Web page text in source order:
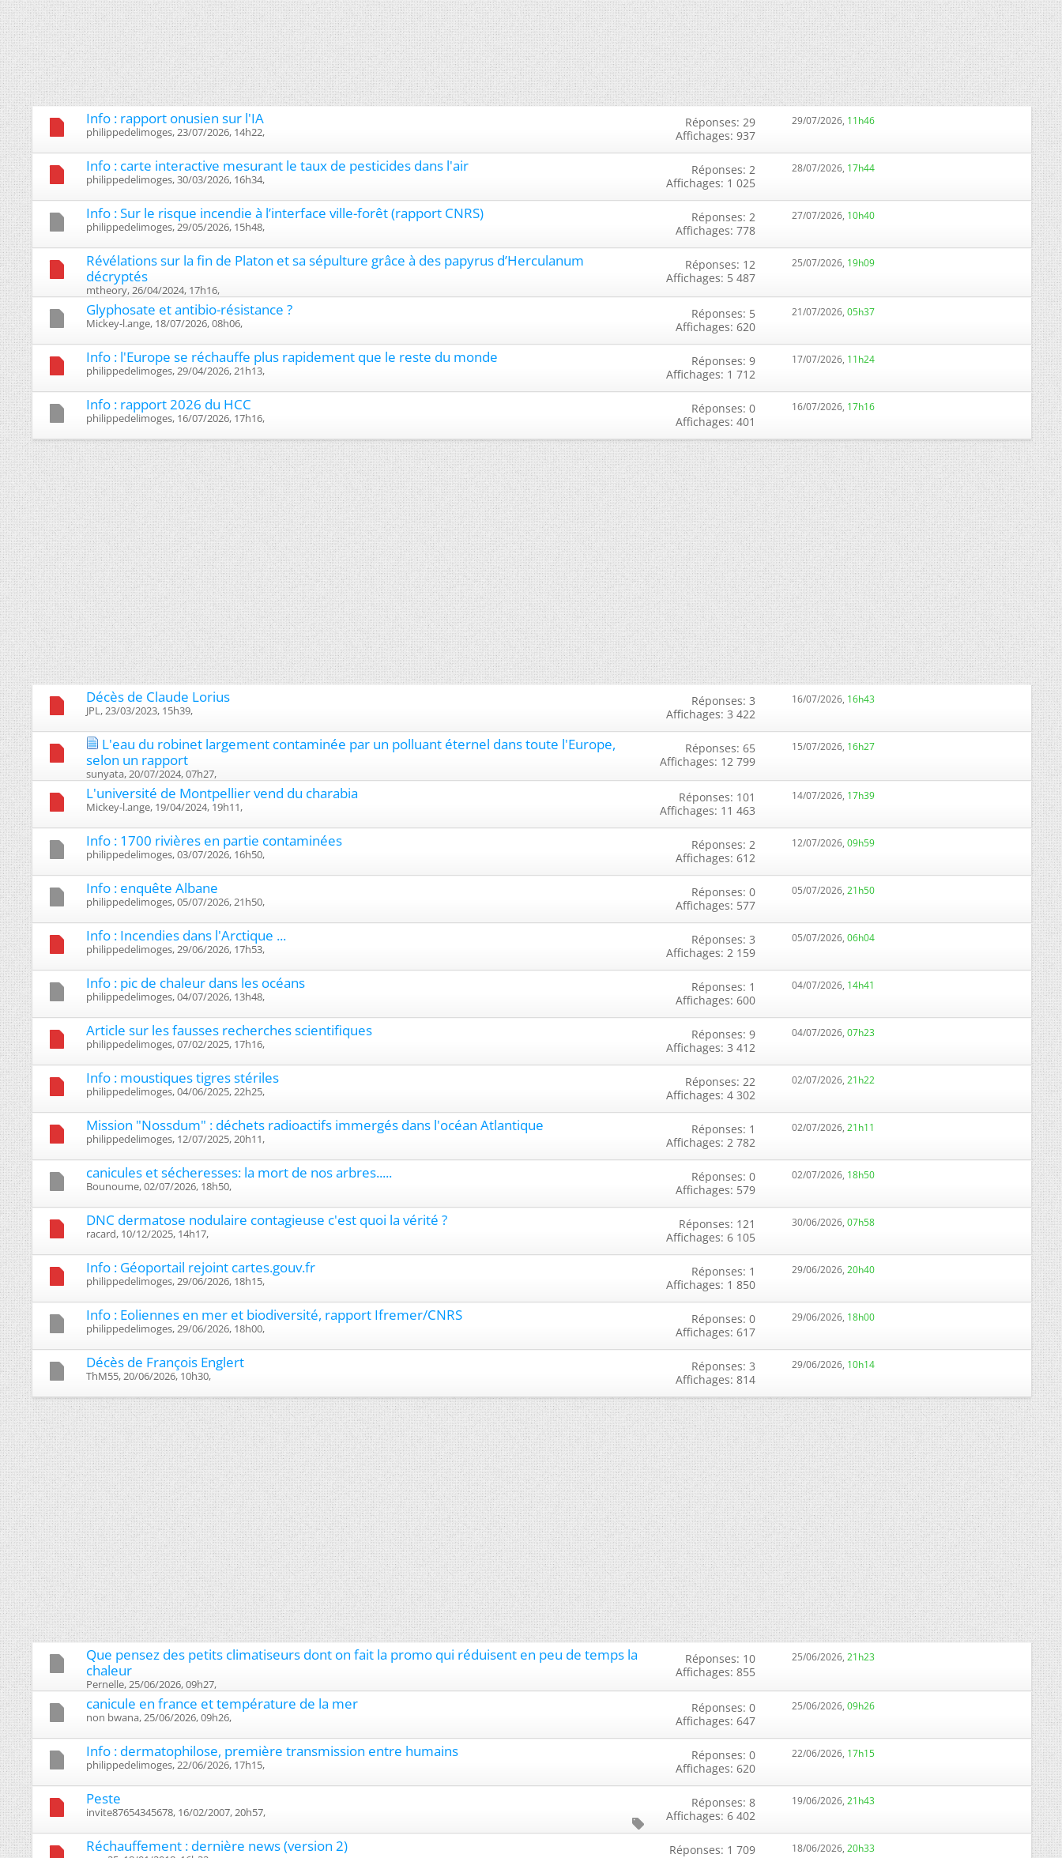
Info : rapport onusien sur l'IA
philippedelimoges, 23/07/2026, 14h22, ‎
Réponses: 29
Affichages: 937
29/07/2026, 11h46
Info : carte interactive mesurant le taux de pesticides dans l'air
philippedelimoges, 30/03/2026, 16h34, ‎
Réponses: 2
Affichages: 1 025
28/07/2026, 17h44
Info : Sur le risque incendie à l’interface ville-forêt (rapport CNRS)
philippedelimoges, 29/05/2026, 15h48, ‎
Réponses: 2
Affichages: 778
27/07/2026, 10h40
Révélations sur la fin de Platon et sa sépulture grâce à des papyrus d’Herculanum
décryptés
mtheory, 26/04/2024, 17h16, ‎
Réponses: 12
Affichages: 5 487
25/07/2026, 19h09
Glyphosate et antibio-résistance ?
Mickey-l.ange, 18/07/2026, 08h06, ‎
Réponses: 5
Affichages: 620
21/07/2026, 05h37
Info : l'Europe se réchauffe plus rapidement que le reste du monde
philippedelimoges, 29/04/2026, 21h13, ‎
Réponses: 9
Affichages: 1 712
17/07/2026, 11h24
Info : rapport 2026 du HCC
philippedelimoges, 16/07/2026, 17h16, ‎
Réponses: 0
Affichages: 401
16/07/2026, 17h16
Décès de Claude Lorius
JPL, 23/03/2023, 15h39, ‎
Réponses: 3
Affichages: 3 422
16/07/2026, 16h43
L'eau du robinet largement contaminée par un polluant éternel dans toute l'Europe,
selon un rapport
sunyata, 20/07/2024, 07h27, ‎
Réponses: 65
Affichages: 12 799
15/07/2026, 16h27
L'université de Montpellier vend du charabia
Mickey-l.ange, 19/04/2024, 19h11, ‎
Réponses: 101
Affichages: 11 463
14/07/2026, 17h39
Info : 1700 rivières en partie contaminées
philippedelimoges, 03/07/2026, 16h50, ‎
Réponses: 2
Affichages: 612
12/07/2026, 09h59
Info : enquête Albane
philippedelimoges, 05/07/2026, 21h50, ‎
Réponses: 0
Affichages: 577
05/07/2026, 21h50
Info : Incendies dans l'Arctique ...
philippedelimoges, 29/06/2026, 17h53, ‎
Réponses: 3
Affichages: 2 159
05/07/2026, 06h04
Info : pic de chaleur dans les océans
philippedelimoges, 04/07/2026, 13h48, ‎
Réponses: 1
Affichages: 600
04/07/2026, 14h41
Article sur les fausses recherches scientifiques
philippedelimoges, 07/02/2025, 17h16, ‎
Réponses: 9
Affichages: 3 412
04/07/2026, 07h23
Info : moustiques tigres stériles
philippedelimoges, 04/06/2025, 22h25, ‎
Réponses: 22
Affichages: 4 302
02/07/2026, 21h22
Mission "Nossdum" : déchets radioactifs immergés dans l'océan Atlantique
philippedelimoges, 12/07/2025, 20h11, ‎
Réponses: 1
Affichages: 2 782
02/07/2026, 21h11
canicules et sécheresses: la mort de nos arbres.....
Bounoume, 02/07/2026, 18h50, ‎
Réponses: 0
Affichages: 579
02/07/2026, 18h50
DNC dermatose nodulaire contagieuse c'est quoi la vérité ?
racard, 10/12/2025, 14h17, ‎
Réponses: 121
Affichages: 6 105
30/06/2026, 07h58
Info : Géoportail rejoint cartes.gouv.fr
philippedelimoges, 29/06/2026, 18h15, ‎
Réponses: 1
Affichages: 1 850
29/06/2026, 20h40
Info : Eoliennes en mer et biodiversité, rapport Ifremer/CNRS
philippedelimoges, 29/06/2026, 18h00, ‎
Réponses: 0
Affichages: 617
29/06/2026, 18h00
Décès de François Englert
ThM55, 20/06/2026, 10h30, ‎
Réponses: 3
Affichages: 814
29/06/2026, 10h14
Que pensez des petits climatiseurs dont on fait la promo qui réduisent en peu de temps la
chaleur
Pernelle, 25/06/2026, 09h27, ‎
Réponses: 10
Affichages: 855
25/06/2026, 21h23
canicule en france et température de la mer
non bwana, 25/06/2026, 09h26, ‎
Réponses: 0
Affichages: 647
25/06/2026, 09h26
Info : dermatophilose, première transmission entre humains
philippedelimoges, 22/06/2026, 17h15, ‎
Réponses: 0
Affichages: 620
22/06/2026, 17h15
Peste
invite87654345678, 16/02/2007, 20h57, ‎
Réponses: 8
Affichages: 6 402
19/06/2026, 21h43
Réchauffement : dernière news (version 2)
Réponses: 1 709
18/06/2026, 20h33